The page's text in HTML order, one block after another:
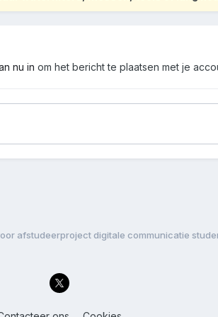
nu in om het bericht te plaatsen met je
afstudeerproject digitale communicatie